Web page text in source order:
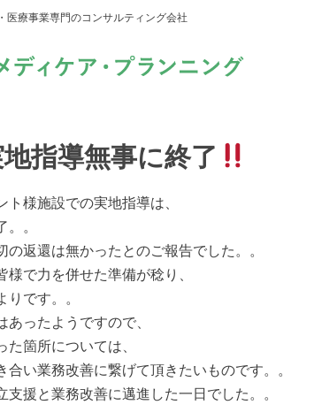
医療事業専門のコンサルティング会社
指導無事に終了
ト様施設での実地指導は、
。。
の返還は無かったとのご報告でした。。
様で力を併せた準備が稔り、
りです。。
あったようですので、
た箇所については、
合い業務改善に繋げて頂きたいものです。。
支援と業務改善に邁進した一日でした。。